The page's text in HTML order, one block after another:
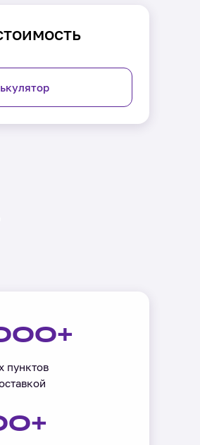
пунктов